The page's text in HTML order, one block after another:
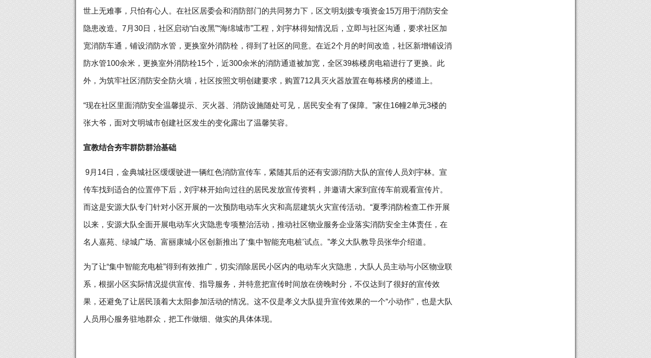
世上无难事，只怕有心人。在社区居委会和消防部门的共同努力下，区文明划拨专项资金15万用于消防安全
隐患改造。7月30日，社区启动“白改黑”“海绵城市”工程，刘宇林得知情况后，立即与社区沟通，要求社区加
宽消防车通，铺设消防水管，更换室外消防栓，得到了社区的同意。在近2个月的时间改造，社区新增铺设消
防水管100余米，更换室外消防栓15个，近300余米的消防通道被加宽，全区39栋楼房电箱进行了更换。此
外，为筑牢社区消防安全防火墙，社区按照文明创建要求，购置712具灭火器放置在每栋楼房的楼道上。
“现在社区里面消防安全温馨提示、灭火器、消防设施随处可见，居民安全有了保障。”家住16幢2单元3楼的
张大爷，面对文明城市创建社区发生的变化露出了温馨笑容。
宣教结合夯牢群防群治基础
9月14日，金典城社区缓缓驶进一辆红色消防宣传车，紧随其后的还有安源消防大队的宣传人员刘宇林。宣
传车找到适合的位置停下后，刘宇林开始向过往的居民发放宣传资料，并邀请大家到宣传车前观看宣传片。
而这是安源大队专门针对小区开展的一次预防电动车火灾和高层建筑火灾宣传活动。“夏季消防检查工作开展
以来，安源大队全面开展电动车火灾隐患专项整治活动，推动社区物业服务企业落实消防安全主体责任，在
名人嘉苑、绿城广场、富丽康城小区创新推出了‘集中智能充电桩’试点。”孝义大队教导员张华介绍道。
为了让“集中智能充电桩”得到有效推广，切实消除居民小区内的电动车火灾隐患，大队人员主动与小区物业联
系，根据小区实际情况提供宣传、指导服务，并特意把宣传时间放在傍晚时分，不仅达到了很好的宣传效
果，还避免了让居民顶着大太阳参加活动的情况。这不仅是孝义大队提升宣传效果的一个“小动作”，也是大队
人员用心服务驻地群众，把工作做细、做实的具体体现。